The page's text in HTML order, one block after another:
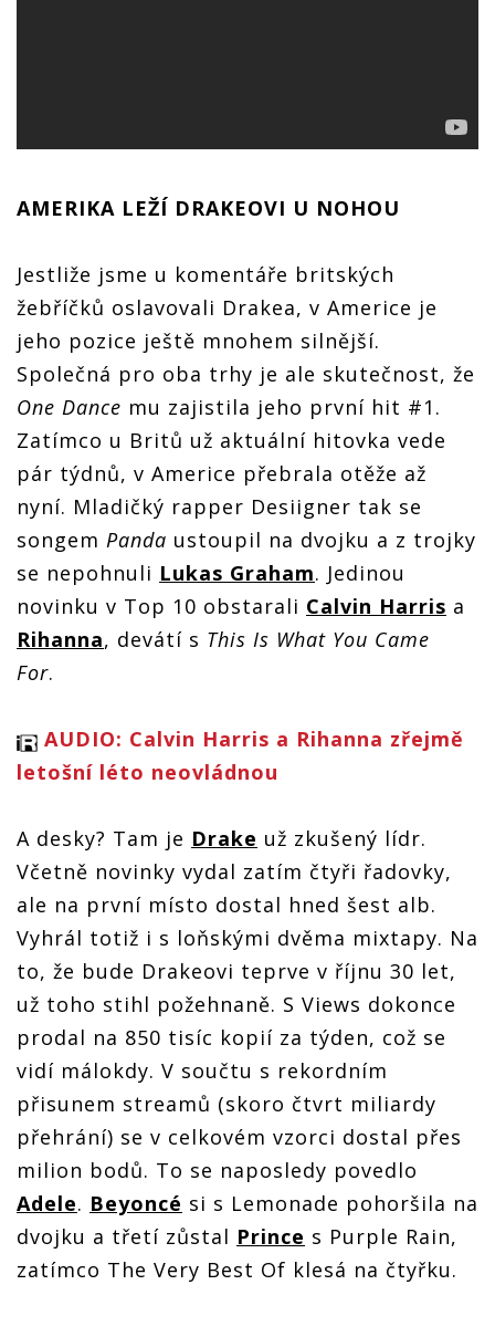
AMERIKA LEŽÍ DRAKEOVI U NOHOU
Jestliže jsme u komentáře britských
žebříčků oslavovali Drakea, v Americe je
jeho pozice ještě mnohem silnější.
Společná pro oba trhy je ale skutečnost, že
One Dance mu zajistila jeho první hit #1.
Zatímco u Britů už aktuální hitovka vede
pár týdnů, v Americe přebrala otěže až
nyní. Mladičký rapper Desiigner tak se
songem Panda ustoupil na dvojku a z trojky
se nepohnuli Lukas Graham. Jedinou
novinku v Top 10 obstarali Calvin Harris a
Rihanna, devátí s This Is What You Came
For.
AUDIO: Calvin Harris a Rihanna zřejmě
letošní léto neovládnou
A desky? Tam je Drake už zkušený lídr.
Včetně novinky vydal zatím čtyři řadovky,
ale na první místo dostal hned šest alb.
Vyhrál totiž i s loňskými dvěma mixtapy. Na
to, že bude Drakeovi teprve v říjnu 30 let,
už toho stihl požehnaně. S Views dokonce
prodal na 850 tisíc kopií za týden, což se
vidí málokdy. V součtu s rekordním
přisunem streamů (skoro čtvrt miliardy
přehrání) se v celkovém vzorci dostal přes
milion bodů. To se naposledy povedlo
Adele. Beyoncé si s Lemonade pohoršila na
dvojku a třetí zůstal Prince s Purple Rain,
zatímco The Very Best Of klesá na čtyřku.